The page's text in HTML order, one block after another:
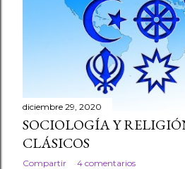
r
d
a
s
diciembre 29, 2020
SOCIOLOGÍA Y
CLÁSICOS
Compartir 4 comentarios